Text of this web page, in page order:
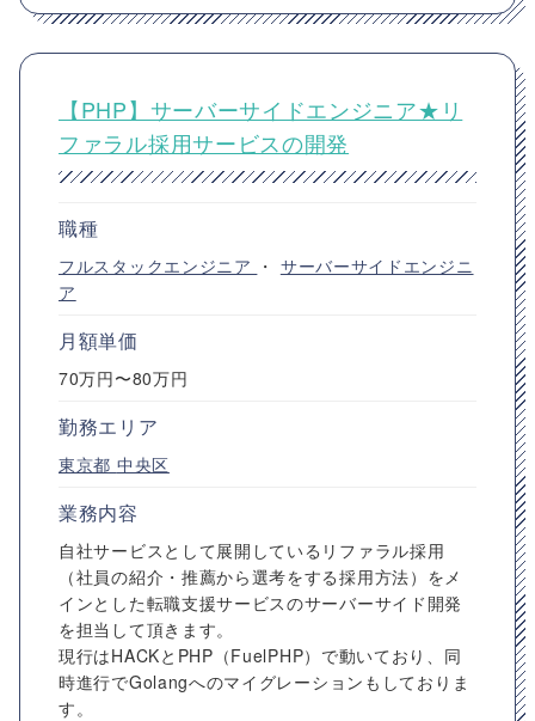
【PHP】サーバーサイドエンジニア★リ
ファラル採用サービスの開発
職種
フルスタックエンジニア ・ サーバーサイドエンジニ
ア
月額単価
70万円〜80万円
勤務エリア
東京都 中央区
業務内容
自社サービスとして展開しているリファラル採用
（社員の紹介・推薦から選考をする採用方法）をメ
インとした転職支援サービスのサーバーサイド開発
を担当して頂きます。
現行はHACKとPHP（FuelPHP）で動いており、同
時進行でGolangへのマイグレーションもしておりま
す。